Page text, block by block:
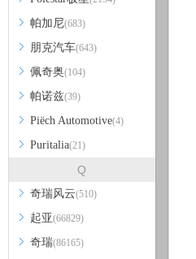
帕加尼(683)
朋克汽车(643)
佩奇奥(104)
帕诺兹(39)
Piëch Automotive(4)
Puritalia(21)
Q
奇瑞风云(510)
起亚(66829)
奇瑞(86165)